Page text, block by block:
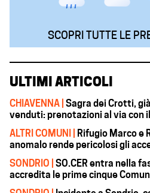
SCOPRI TUTTE LE
ULTIMI ARTICOLI
CHIAVENNA | Sagra dei Crotti,
venduti: prenotazioni al via con
ALTRI COMUNI | Rifugio Marco e
anomalo rende pericolosi gli
SONDRIO | SO.CER entra nella
accredita le prime cinque